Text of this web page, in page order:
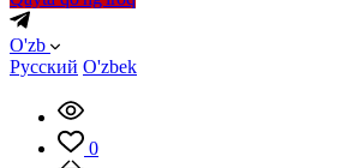
O'zb
Русский O'zbek
0